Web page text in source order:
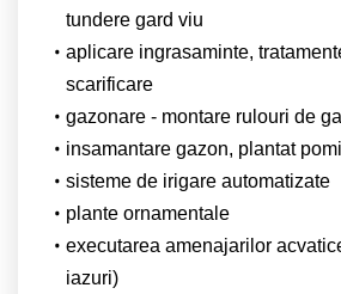
tundere gard viu
aplicare ingrasaminte,
scarificare
gazonare - montare rulouri de
insamantare gazon, plantat
sisteme de irigare automatizate
plante ornamentale
executarea amenajarilor
iazuri)